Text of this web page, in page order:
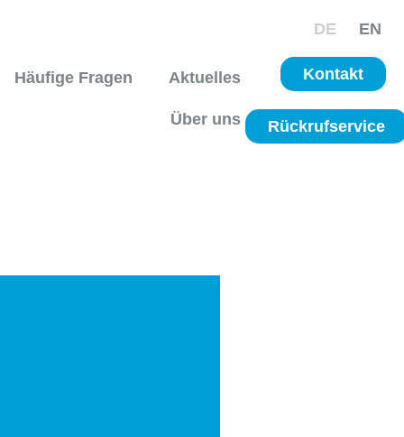
DE EN
Häufige Fragen Aktuelles
Über uns
Kontakt
Rückrufservice